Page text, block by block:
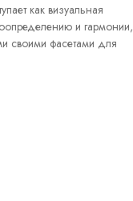
как визуальная
и гармонии,
своими фасетами для